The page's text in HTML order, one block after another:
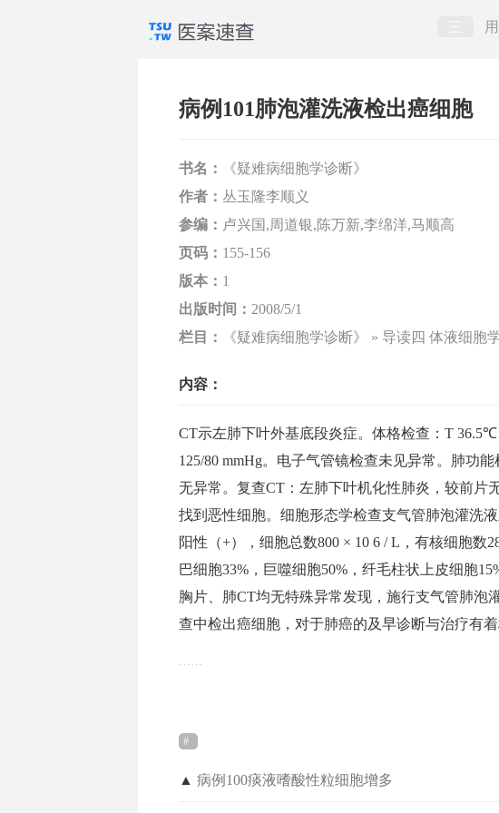
病例101肺泡灌洗液检出癌细胞
书名：
《疑难病细胞学诊断》
作者： 丛玉隆李顺义
参编： 卢兴国,周道银,陈万新,李绵洋,马顺高
页码： 155-156
版本： 1
出版时间： 2008/5/1
栏目：
《疑难病细胞学诊断》 » 导读四 体液细胞
内容：
CT示左肺下叶外基底段炎症。体格检查：T 36.5℃
125/80 mmHg。电子气管镜检查未见异常。肺功
无异常。复查CT：左肺下叶机化性肺炎，较前片
找到恶性细胞。细胞形态学检查支气管肺泡灌洗
阳性（+），细胞总数800 × 10 6 / L，有核细胞数
巴细胞33%，巨噬细胞50%，纤毛柱状上皮细胞
胸片、肺CT均无特殊异常发现，施行支气管肺泡
查中检出癌细胞，对于肺癌的及早诊断与治疗有着
▲ 病例100痰液嗜酸性粒细胞增多